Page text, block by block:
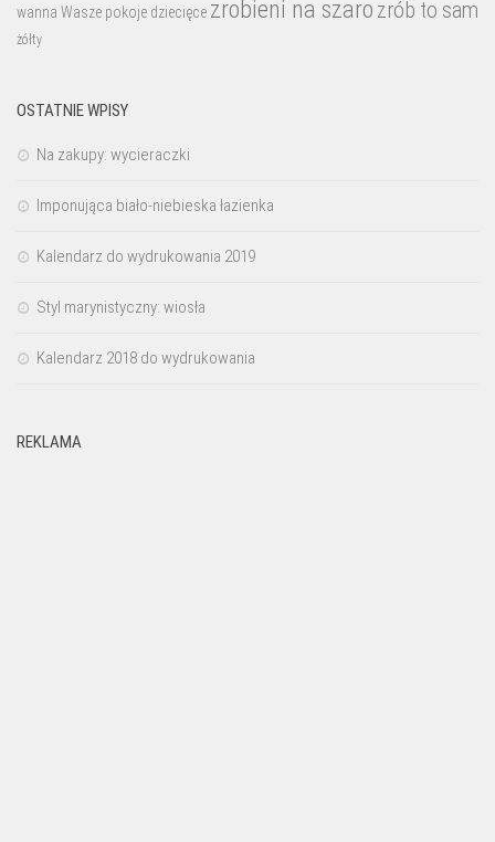
wanna Wasze pokoje dziecięce zrobieni na szaro zrób to sam
żółty
OSTATNIE WPISY
Na zakupy: wycieraczki
Imponująca biało-niebieska łazienka
Kalendarz do wydrukowania 2019
Styl marynistyczny: wiosła
Kalendarz 2018 do wydrukowania
REKLAMA